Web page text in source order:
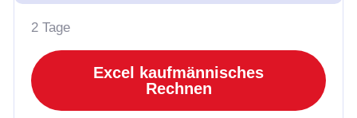
2 Tage
Excel kaufmännisches
Rechnen